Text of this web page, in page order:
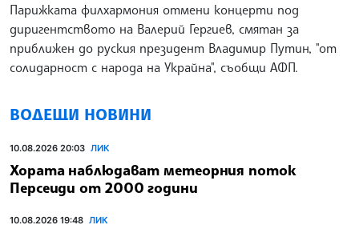
Парижката филхармония отмени концерти под
диригентството на Валерий Гергиев, смятан за
приближен до руския президент Владимир Путин, "от
солидарност с народа на Украйна", съобщи АФП.
ВОДЕЩИ НОВИНИ
10.08.2026 20:03 ЛИК
Хората наблюдават метеорния поток
Персеиди от 2000 години
10.08.2026 19:48 ЛИК